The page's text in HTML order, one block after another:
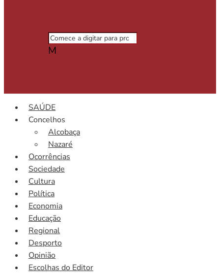
M
SAÚDE
Concelhos
Alcobaça
Nazaré
Ocorrências
Sociedade
Cultura
Política
Economia
Educação
Regional
Desporto
Opinião
Escolhas do Editor